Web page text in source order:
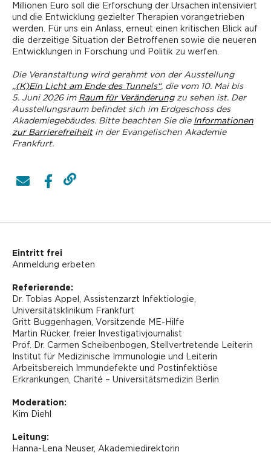
Millionen Euro soll die Erforschung der Ursachen intensiviert
und die Entwicklung gezielter Therapien vorangetrieben
werden. Für uns ein Anlass, erneut einen kritischen Blick auf
die derzeitige Situation der Betroffenen sowie die neueren
Entwicklungen in Forschung und Politik zu werfen.
Die Veranstaltung wird gerahmt von der Ausstellung
„(K)Ein Licht am Ende des Tunnels“, die vom 10. Mai bis
5. Juni 2026 im Raum für Veränderungzu sehen ist. Der
Ausstellungsraum befindet sich im Erdgeschoss des
Akademiegebäudes. Bitte beachten Sie die Informationen
zur Barrierefreiheitin der Evangelischen Akademie
Frankfurt.
Eintritt frei
Anmeldung erbeten
Referierende:
Dr. Tobias Appel, Assistenzarzt Infektiologie,
Universitätsklinikum Frankfurt
Gritt Buggenhagen, Vorsitzende ME-Hilfe
Martin Rücker, freier Investigativjournalist
Prof. Dr. Carmen Scheibenbogen, Stellvertretende Leiterin
Institut für Medizinische Immunologie und Leiterin
Arbeitsbereich Immundefekte und Postinfektiöse
Erkrankungen, Charité – Universitätsmedizin Berlin
Moderation:
Kim Diehl
Leitung:
Hanna-Lena Neuser, Akademiedirektorin